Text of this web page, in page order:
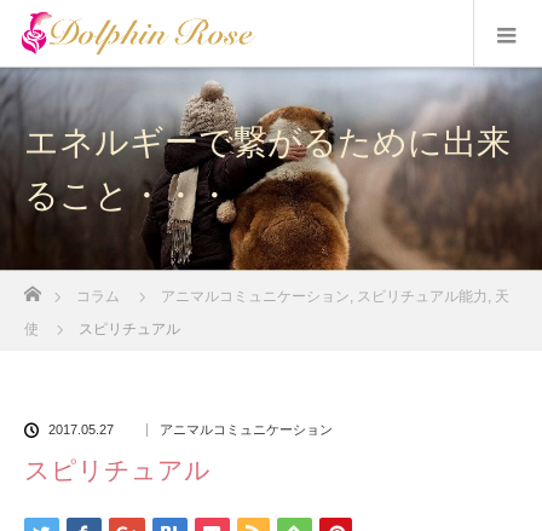
エネルギーで繋がるために出来
ること・・・
コラム アニマルコミュニケーション スピリチュアル能力
天
使
スピリチュアル
2017.05.27 アニマルコミュニケーション
スピリチュアル